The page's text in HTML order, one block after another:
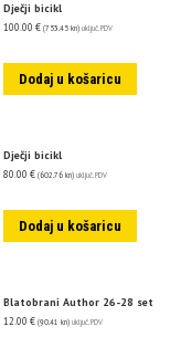
Dječji bicikl
100.00 € (753.45 kn) uključ. PDV
Dodaj u košaricu
Dječji bicikl
80.00 € (602.76 kn) uključ. PDV
Dodaj u košaricu
Blatobrani Author 26-28 set
12.00 € (90.41 kn) uključ. PDV